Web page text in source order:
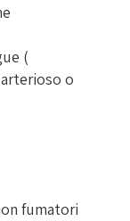
(
o
fumatori